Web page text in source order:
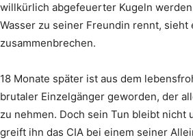
willkürlich abgefeuerter Kugeln
Wasser zu seiner Freundin rennt,
zusammenbrechen.
18 Monate später ist aus dem
brutaler Einzelgänger geworden, der
zu nehmen. Doch sein Tun bleibt nicht
greift ihn das CIA bei einem seiner